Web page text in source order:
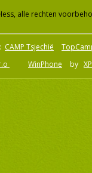
alle rechten
CAMP Tsjechië
WinPhone by